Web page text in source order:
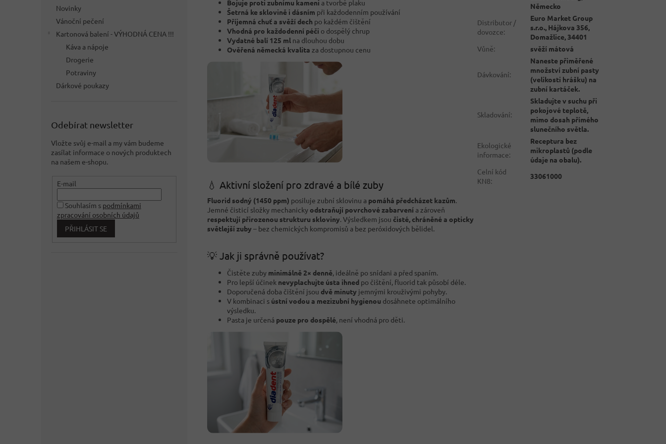
Novinky
Vánoční pečení
Kartonová balení - VÝHODNÁ CENA !!!
Káva a nápoje
Drogerie
Potraviny
Dárkové poukazy
Odebírat newsletter
Vložte svůj e-mail a my vám budeme
zasílat informace o nových produktech
na našem e-shopu.
E-mail
Souhlasím s podmínkami
zpracování osobních údajů
PŘIHLÁSIT SE
Bojuje proti zubnímu kameni a tvorbě plaku
Šetrná ke sklovině i dásním při každodenním používání
Příjemná chuť a svěží dech po každém čištění
Vhodná pro každodenní péči o dospělý chrup
Vydatné balí 125 ml na dlouhou dobu
Ověřená německá kvalita za dostupnou cenu
💧 Aktivní složení pro zdravé a bílé zuby
Fluorid sodný (1450 ppm) posiluje zubní sklovinu a pomáhá předcházet kazům.
Jemné čisticí složky mechanicky odstraňují povrchové zabarvení a zároveň
respektují přirozenou strukturu skloviny. Výsledkem jsou čisté, chráněné a opticky
světlejší zuby – bez chemických kompromisů a bez peróxidových bělidel.
💡 Jak ji správně používat?
Čistěte zuby minimálně 2× denně, ideálně po snídani a před spaním.
Pro lepší účinek nevyplachujte ústa ihned po čištění, fluorid tak působí déle.
Doporučená doba čištění jsou dvě minuty jemnými krouživými pohyby.
V kombinaci s ústní vodou a mezizubní hygienou dosáhnete optimálního
výsledku.
Pasta je určená pouze pro dospělé, není vhodná pro děti.
Německo
Distributor /
dovozce:
Euro Market Group
s.r.o., Hájkova 356,
Domažlice, 34401
Vůně: svěží mátová
Dávkování:
Naneste přiměřené
množství zubní pasty
(velikosti hrášku) na
zubní kartáček.
Skladování:
Skladujte v suchu při
pokojové teplotě,
mimo dosah přímého
slunečního světla.
Ekologické
informace:
Receptura bez
mikroplastů (podle
údaje na obalu).
Celní kód
KN8:
33061000